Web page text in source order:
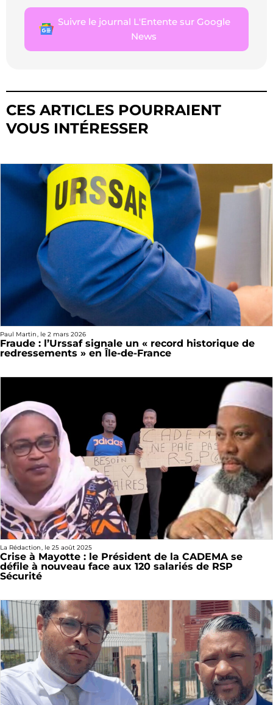
Suivre le journal L'Entente sur Google
News
CES ARTICLES POURRAIENT
VOUS INTÉRESSER
Paul Martin, le 2 mars 2026
Fraude : l’Urssaf signale un « record historique de
redressements » en Île-de-France
La Rédaction, le 25 août 2025
Crise à Mayotte : le Président de la CADEMA se
défile à nouveau face aux 120 salariés de RSP
Sécurité